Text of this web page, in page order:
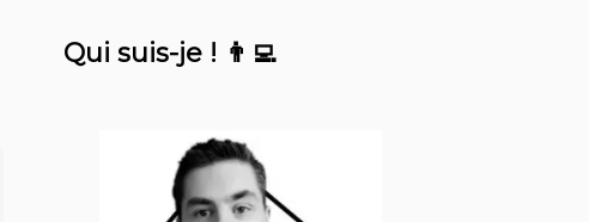
Qui suis-je ! 👨‍💻